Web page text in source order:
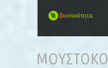
CONTENT